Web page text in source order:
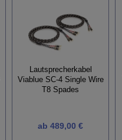
Lautsprecherkabel
Viablue SC-4 Single Wire
T8 Spades
ab 489,00 €